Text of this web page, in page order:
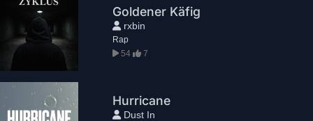
Goldener Käfig
rxbin
Rap
54
7
Hurricane
Dust In